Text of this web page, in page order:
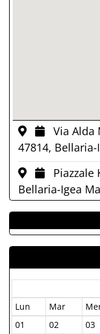
Via Alda
47814,
Piazzale
Bellaria-Igea
Lun
Mar
01
02 03